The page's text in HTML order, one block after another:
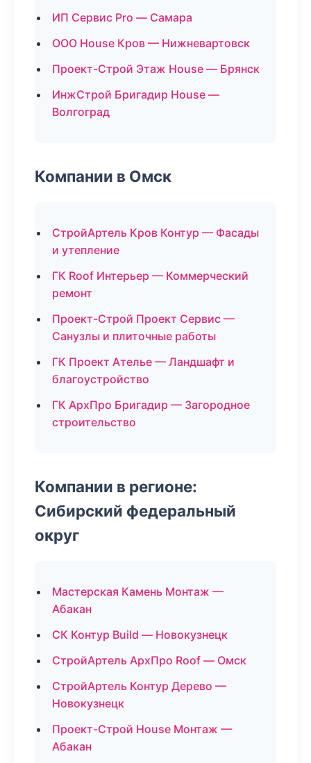
ИП Сервис Pro — Самара
ООО House Кров — Нижневартовск
Проект-Строй Этаж House — Брянск
ИнжСтрой Бригадир House —
Волгоград
Компании в Омск
СтройАртель Кров Контур — Фасады
и утепление
ГК Roof Интерьер — Коммерческий
ремонт
Проект-Строй Проект Сервис —
Санузлы и плиточные работы
ГК Проект Ателье — Ландшафт и
благоустройство
ГК АрхПро Бригадир — Загородное
строительство
Компании в регионе:
Сибирский федеральный
округ
Мастерская Камень Монтаж —
Абакан
СК Контур Build — Новокузнецк
СтройАртель АрхПро Roof — Омск
СтройАртель Контур Дерево —
Новокузнецк
Проект-Строй House Монтаж —
Абакан